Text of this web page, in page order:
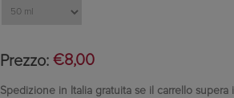
Prezzo: €8,00
Spedizione in Italia gratuita se il carrello supera i